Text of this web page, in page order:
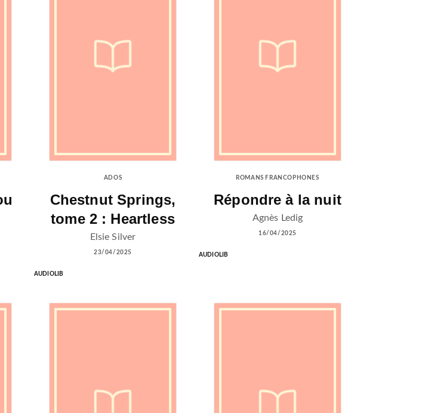
ADOS
Chestnut Springs,
tome 2 : Heartless
Elsie Silver
23/04/2025
AUDIOLIB
ROMANS FRANCOPHONES
Répondre à la nuit
Agnès Ledig
16/04/2025
AUDIOLIB